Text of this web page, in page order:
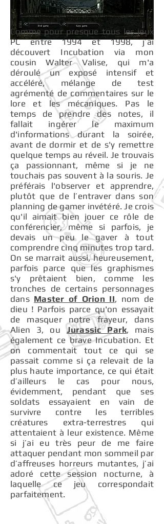
Comme pour presque tous les jeux
PC entre 1994 et 1998, j’ai
découvert Incubation via mon
cousin Walter Valise, qui m'a
déroulé un exposé intensif et
accéléré, mélange de test
agrémenté de commentaires sur le
lore et les mécaniques. Pas le
temps de prendre des notes, il
fallait ingérer le maximum
d'informations durant la soirée,
avant de dormir et de s'y remettre
quelque temps au réveil. Je trouvais
ça passionnant, même si je ne
touchais pas souvent à la souris. Je
préférais l'observer et apprendre,
plutôt que de l’entraver dans son
planning de gamer invétéré. Je crois
qu'il aimait bien jouer ce rôle de
conférencier, même si parfois, je
devais un peu le gaver à tout
comprendre cinq minutes trop tard.
On se marrait aussi, heureusement,
parfois parce que les graphismes
s'y prêtaient bien, comme les
tronches de certains personnages
dans Master of Orion II, nom de
dieu ! Parfois parce qu'on essayait
de masquer notre frayeur, dans
Alien 3, ouJurassic Park, mais
également ce brave Incubation. Et
on commentait tout ce qui se
passait comme si ça relevait de la
plus haute importance, ce qui était
d’ailleurs le cas pour nous,
évidemment, pendant que ses
soldats essayaient en vain de
survivre contre les terribles
créatures extra-terrestres qui
attentaient à leur existence. Même
si j’ai eu très peur de me faire
attaquer pendant mon sommeil par
d’affreuses horreurs mutantes, j’ai
adoré cette session nocturne, à
laquelle ce jeu correspondait
parfaitement.